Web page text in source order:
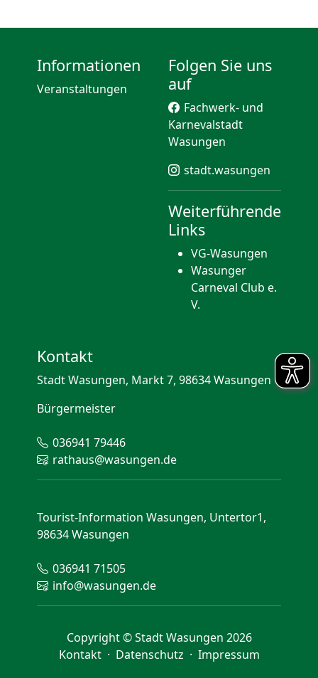
Informationen
Veranstaltungen
Folgen Sie uns
auf
Fachwerk- und
Karnevalstadt
Wasungen
stadt.wasungen
Weiterführende
Links
VG-Wasungen
Wasunger
Carneval Club e.
V.
Kontakt
Stadt Wasungen, Markt 7, 98634 Wasungen
Bürgermeister
036941 79446
rathaus@wasungen.de
Tourist-Information Wasungen, Untertor1,
98634 Wasungen
036941 71505
info@wasungen.de
Copyright © Stadt Wasungen 2026
Kontakt · Datenschutz · Impressum